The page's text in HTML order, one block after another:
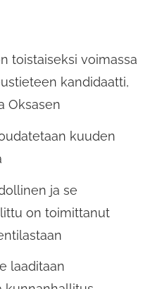
toistaiseksi voimassa
kandidaatti,
Oksasen
kuuden
ja se
on toimittanut
laaditaan